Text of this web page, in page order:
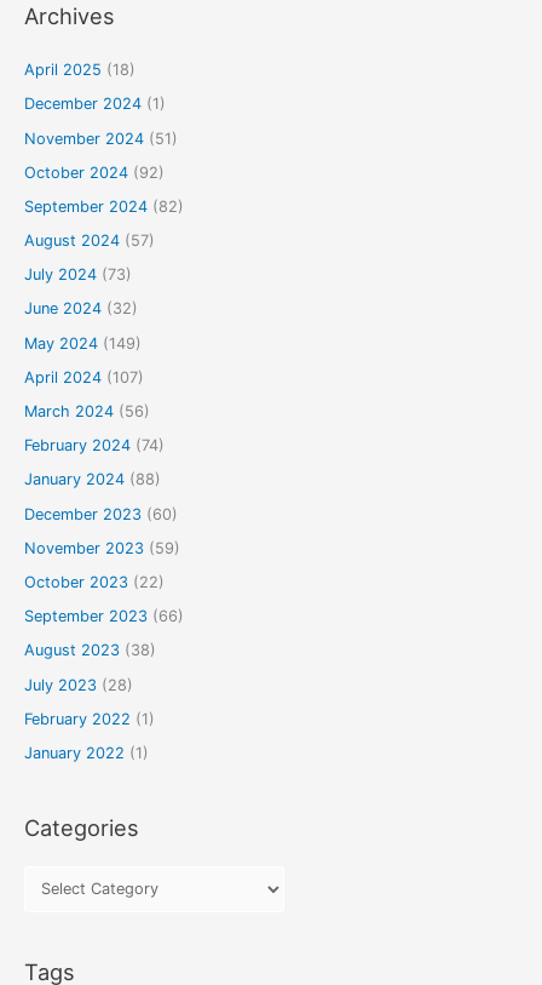
Archives
April 2025 (18)
December 2024(1)
November 2024(51)
October 2024(92)
September 2024(82)
August 2024(57)
July 2024(73)
June 2024(32)
May 2024(149)
April 2024(107)
March 2024(56)
February 2024(74)
January 2024(88)
December 2023(60)
November 2023(59)
October 2023(22)
September 2023(66)
August 2023(38)
July 2023(28)
February 2022 (1)
January 2022 (1)
Categories
Tags